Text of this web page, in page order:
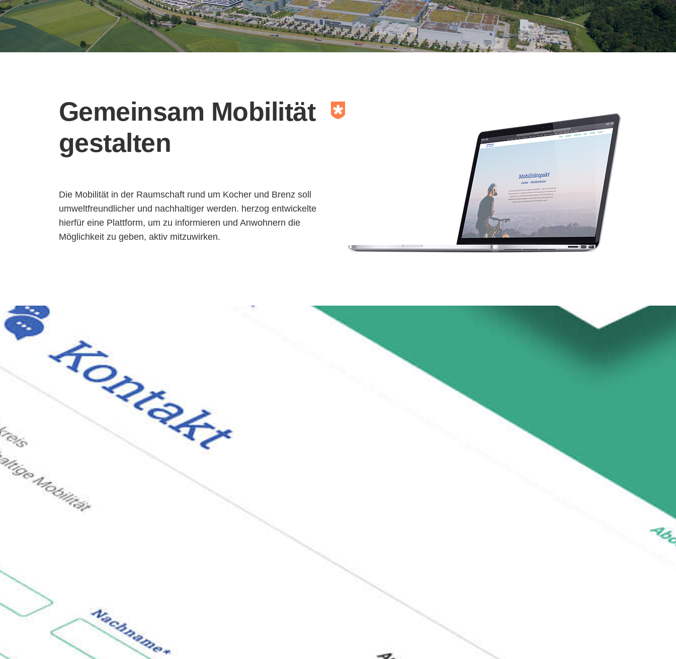
Gemeinsam Mobilität
gestalten
Die Mobilität in der Raumschaft rund um Kocher und Brenz soll
umweltfreundlicher und nachhaltiger werden. herzog entwickelte
hierfür eine Plattform, um zu informieren und Anwohnern die
Möglichkeit zu geben, aktiv mitzuwirken.